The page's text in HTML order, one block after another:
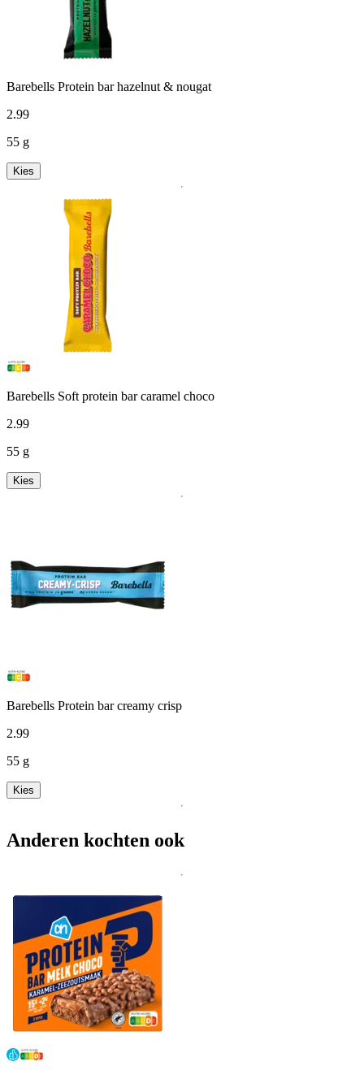
Barebells Protein bar hazelnut & nougat
2.99
55 g
Kies
Barebells Soft protein bar caramel choco
2.99
55 g
Kies
Barebells Protein bar creamy crisp
2.99
55 g
Kies
Anderen kochten ook